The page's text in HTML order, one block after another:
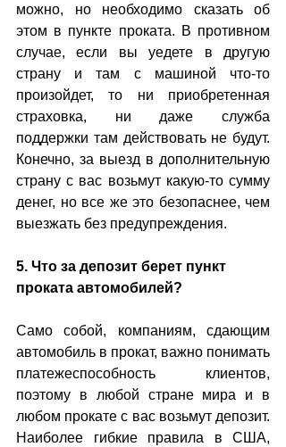
можно, но необходимо сказать об
этом в пункте проката. В противном
случае, если вы уедете в другую
страну и там с машиной что-то
произойдет, то ни приобретенная
страховка, ни даже служба
поддержки там действовать не будут.
Конечно, за выезд в дополнительную
страну с вас возьмут какую-то сумму
денег, но все же это безопаснее, чем
выезжать без предупреждения.
5. Что за депозит берет пункт
проката автомобилей?
Само собой, компаниям, сдающим
автомобиль в прокат, важно понимать
платежеспособность клиентов,
поэтому в любой стране мира и в
любом прокате с вас возьмут депозит.
Наиболее гибкие правила в США,